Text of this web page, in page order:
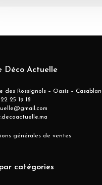
Déco Actuelle
des Rossignols – Oasis –
25 19 18
générales de ventes
catégories